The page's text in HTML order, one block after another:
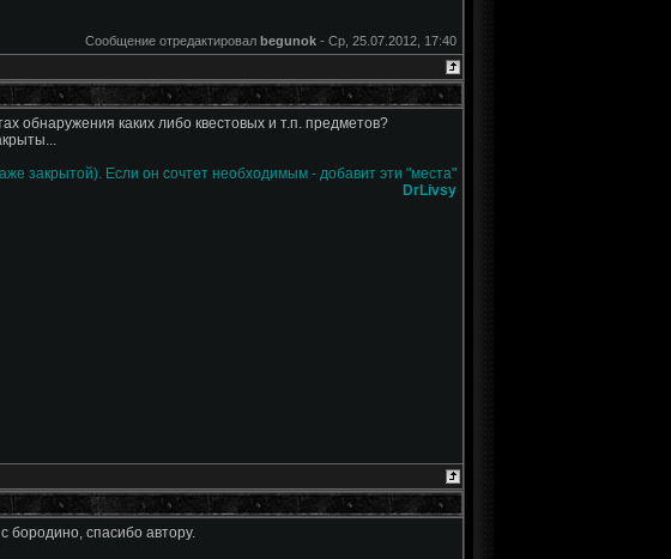
Сообщение отредактировал begunok - Ср, 25.07.2012, 17:40
обнаружения каких либо квестовых и т.п. предметов?
закрытой). Если он сочтет необходимым - добавит эти "места"
DrLivsy
бородино, спасибо автору.